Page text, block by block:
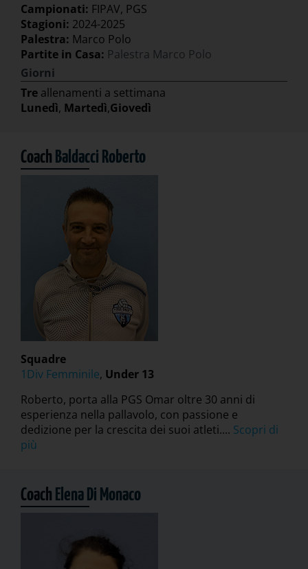
Campionati: FIPAV, PGS
Stagioni: 2024-2025
Palestra: Marco Polo
Partite in Casa: Palestra Marco Polo
Giorni
Tre allenamenti a settimana
Lunedì, Martedì,Giovedì
Coach Baldacci Roberto
Squadre
1Div Femminile, Under 13
Roberto, porta alla PGS Omar oltre 30 anni di
esperienza nella pallavolo, con passione e
dedizione per la crescita dei suoi atleti.... Scopri di
più
Coach Elena Di Monaco